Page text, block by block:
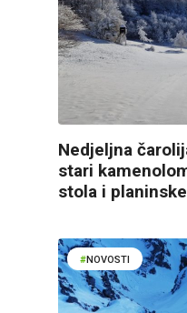
Nedjeljna
stari
stola i
NOVOSTI